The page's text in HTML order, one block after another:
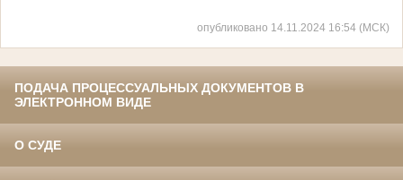
опубликовано 14.11.2024 16:54 (МСК)
ПОДАЧА ПРОЦЕССУАЛЬНЫХ ДОКУМЕНТОВ В
ЭЛЕКТРОННОМ ВИДЕ
О СУДЕ